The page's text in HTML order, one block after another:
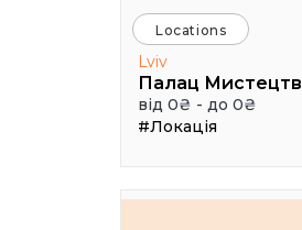
Locations
Lviv
Палац Мистецтв
від 0₴ - до 0₴
#Локація